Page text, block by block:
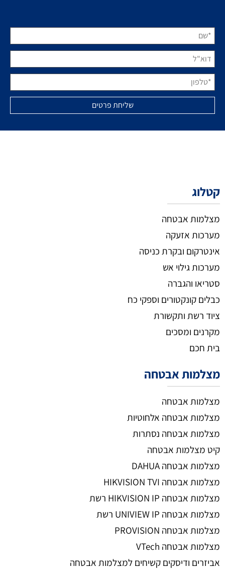
קטלוג
מצלמות אבטחה
מערכות אזעקה
אינטרקום ובקרת כניסה
מערכות גילוי אש
סטריאו והגברה
כבלים קונקטורים וספקי כח
ציוד רשת ותקשורת
מקרנים ומסכים
בית חכם
מצלמות אבטחה
מצלמות אבטחה
מצלמות אבטחה אלחוטיות
מצלמות אבטחה נסתרות
קיט מצלמות אבטחה
מצלמות אבטחה DAHUA
מצלמות אבטחה HIKVISION TVI
מצלמות אבטחה HIKVISION IP רשת
מצלמות אבטחה UNIVIEW IP רשת
מצלמות אבטחה PROVISION
מצלמות אבטחה VTech
אביזרים ודיסקים קשיחים למצלמות אבטחה